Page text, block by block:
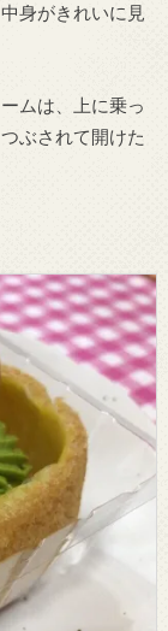
身がきれいに見
ムは、上に乗っ
ぶされて開けた